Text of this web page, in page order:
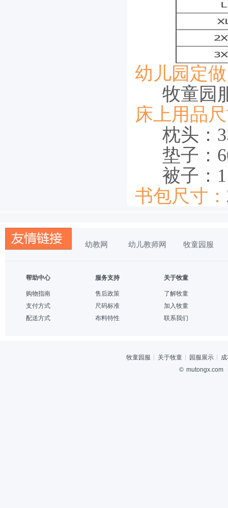
幼儿园定
牧童园
床上用品
枕头：
垫子：
被子：
书包尺寸：
幼教网 幼儿教师网 牧童园服
帮助中心
购物指南
支付方式
配送方式
服务支持
售后政策
尺码标准
布料特性
关于牧童
了解牧童
加入牧童
联系我们
牧童园服 关于牧童 园服展示
© mutongx.com